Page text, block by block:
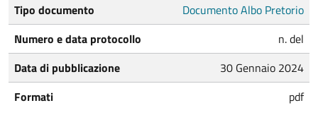
Tipo documento
Documento Albo Pretorio
Numero e data protocollo
n. del
Data di pubblicazione
30 Gennaio 2024
Formati
pdf